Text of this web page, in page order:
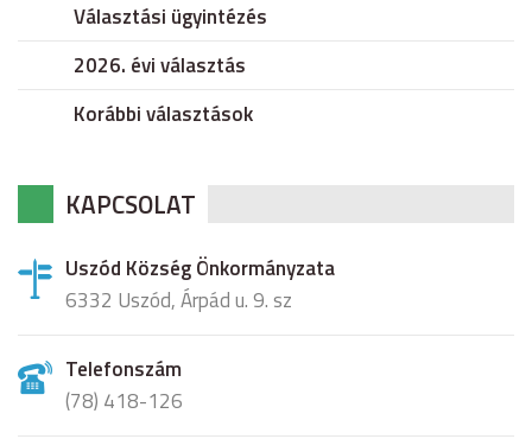
Választási ügyintézés
2026. évi választás
Korábbi választások
KAPCSOLAT
Uszód Község Önkormányzata
6332 Uszód, Árpád u. 9. sz
Telefonszám
(78) 418-126